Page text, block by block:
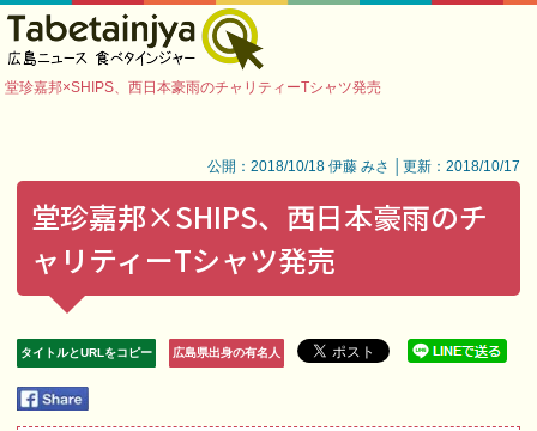
堂珍嘉邦×SHIPS、西日本豪雨のチャリティーTシャツ発売
公開：2018/10/18 伊藤 みさ │更新：2018/10/17
堂珍嘉邦×SHIPS、西日本豪雨のチ
ャリティーTシャツ発売
タイトルとURLをコピー 広島県出身の有名人